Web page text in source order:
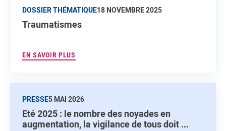
DOSSIER THÉMATIQUE18 NOVEMBRE 2025
Traumatismes
EN SAVOIR PLUS
PRESSE5 MAI 2026
Eté 2025 : le nombre des noyades en
augmentation, la vigilance de tous doit ...